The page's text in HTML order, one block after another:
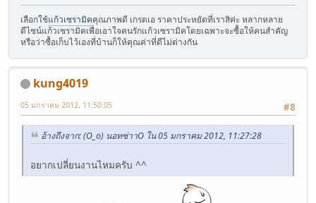
เลือกใช้แก้วเซรามิคคุณภาพดี เกรดเอ ราคาประหยัดที่เราสิค่ะ หลากหลาย
ดีไซน์แก้วเซรามิคเพื่อเอาใจคนรักแก้วเซรามิคโดยเฉพาะจะซื้อให้คนสำคัญ
หรือว่าซื้อเก็บไว้เองที่บ้านก็ให้คุณค่าที่ดีไม่ต่างกัน
kung4019
#8
05 มกราคม 2012, 11:50:05
อ้างถึงจาก: (O_o) นอทซ่าาO ใน 05 มกราคม 2012, 11:27:28
อยากเปลี่ยนงานไหมครับ ^^